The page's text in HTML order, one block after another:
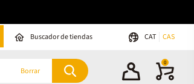
Buscador de tiendas CAT CAS
Borrar
0